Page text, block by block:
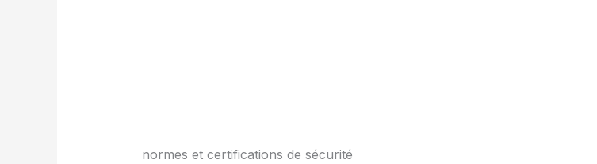
normes et certifications de sécurité